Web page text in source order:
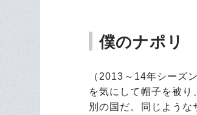
僕のナポリ
（2013～14年シーズ
を気にして帽子を被り
別の国だ。同じよう